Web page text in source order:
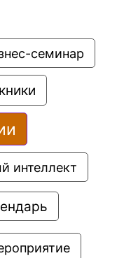
семинар
интеллект